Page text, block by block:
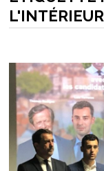
L'INTÉRIEUR